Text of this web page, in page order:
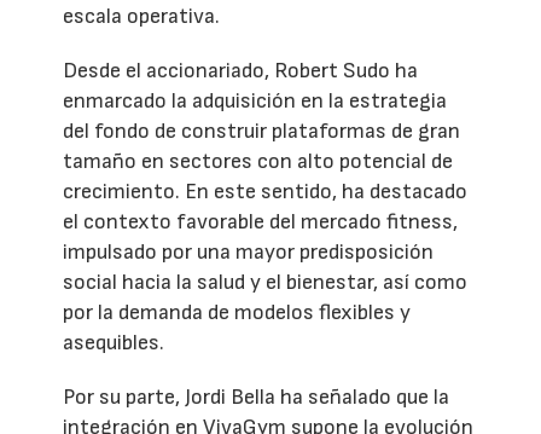
escala operativa.
Desde el accionariado, Robert Sudo ha
enmarcado la adquisición en la estrategia
del fondo de construir plataformas de gran
tamaño en sectores con alto potencial de
crecimiento. En este sentido, ha destacado
el contexto favorable del mercado fitness,
impulsado por una mayor predisposición
social hacia la salud y el bienestar, así como
por la demanda de modelos flexibles y
asequibles.
Por su parte, Jordi Bella ha señalado que la
integración en VivaGym supone la evolución